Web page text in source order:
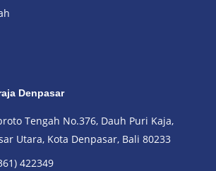
Denpasar
Tengah No.376, Dauh Puri Kaja,
Utara, Kota Denpasar, Bali 80233
422349